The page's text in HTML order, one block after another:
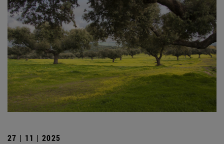
27 | 11 | 2025